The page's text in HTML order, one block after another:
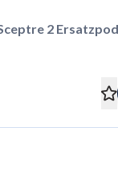
2 Ersatzpod